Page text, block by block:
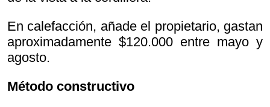
En calefacción, añade el propietario, gastan
aproximadamente $120.000 entre mayo y
agosto.
Método constructivo